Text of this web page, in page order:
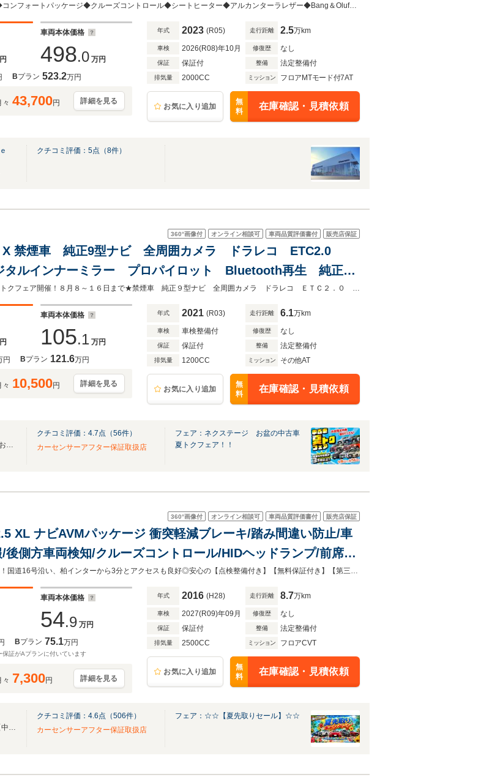
メラ/パドルシフト/クルーズコントロール/
Slineパッケージ◆コンフォートパッケージ◆クルーズコントロール◆シートヒーター◆アルカンターラレザー◆Bang＆Olufsen◆サイドアシスト◆マトリクスLEDヘッドライト◆
車両本体価格
498.0 万円
Bプラン 523.2万円
々 43,700円 詳細を見る
年式 2023 (R05) 走行距離 2.5万km
車検 2026(R08)年10月 修復歴 なし
保証 保証付 整備 法定整備付
排気量 2000CC ミッション フロアMTモード付7AT
お気に入り追加
無
料
在庫確認・見積依頼
ｅ
クチコミ評価： 5点（8件）
360°画像付 オンライン相談可 車両品質評価書付 販売店保証
X 禁煙車 純正9型ナビ 全周囲カメラ ドラレコ ETC2.0
ルインナーミラー プロパイロット Bluetooth再生 純正16
ミ エマージェンシーブレーキ コーナーセンサー
★ネクステージ夏トクフェア開催！８月８～１６日まで★禁煙車 純正９型ナビ 全周囲カメラ ドラレコ ＥＴＣ２．０ ＢＳＭ デジタルインナーミラー
車両本体価格
105.1 万円
円 Bプラン 121.6万円
々 10,500円 詳細を見る
年式 2021 (R03) 走行距離 6.1万km
車検 車検整備付 修復歴 なし
保証 保証付 整備 法定整備付
排気量 1200CC ミッション その他AT
お気に入り追加
無
料
在庫確認・見積依頼
全国ネクステージ在庫30000台から選べる！きっとお気に入りの愛車が見つかります！
クチコミ評価： 4.7点（56件）
カーセンサーアフター保証取扱店
フェア：ネクステージ お盆の中古車
夏トクフェア！！
360°画像付 オンライン相談可 車両品質評価書付 販売店保証
XL ナビAVMパッケージ 衝突軽減ブレーキ/踏み間違い防止/車
後側方車両検知/クルーズコントロール/HIDヘッドランプ/前席パ
助手席パワーオットマン/アラウンドビュー/純正コネクトナビ/ビ
自社認証工場併設！国道16号沿い、柏インターから3分とアクセスも良好◎安心の【点検整備付き】【無料保証付き】【第三者機関品質評価書付き】！表示総額で乗り出し出来ます！！
車両本体価格
54.9 万円
Bプラン 75.1万円
保証がAプランに付いています
々 7,300円 詳細を見る
年式 2016 (H28) 走行距離 8.7万km
車検 2027(R09)年09月 修復歴 なし
保証 保証付 整備 法定整備付
排気量 2500CC ミッション フロアCVT
お気に入り追加
無
料
在庫確認・見積依頼
【第三者機関品質評価書付き】【JU適正販売店】【中古自動車販売士資格者常駐】
クチコミ評価： 4.6点（506件）
カーセンサーアフター保証取扱店
フェア：☆☆【夏先取りセール】☆☆